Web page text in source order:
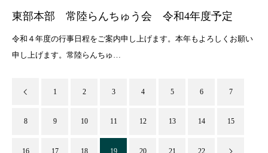
東部本部 常陸らんちゅう会 令和4年度予定
令和４年度の行事日程をご案内申し上げます。本年もよろしくお願い
申し上げます。常陸らんちゅ…
1 2 3 4 5 6 7
8 9 10 11 12 13 14 15
16 17 18 19 20 21 22